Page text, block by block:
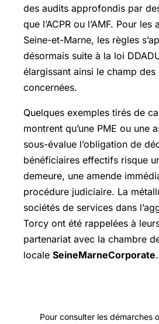
des audits approfondis par
que l’ACPR ou l’AMF. Pour
Seine-et-Marne, les règles
désormais suite à la loi
élargissant ainsi le champ des
concernées.
Quelques exemples tirés de
montrent qu’une PME ou une
sous-évalue l’obligation de
bénéficiaires effectifs risque
demeure, une amende
procédure judiciaire. La
sociétés de services dans
Torcy ont été rappelées à
partenariat avec la chambre
locale SeineMarneCorporate.
Pour consulter les démarches